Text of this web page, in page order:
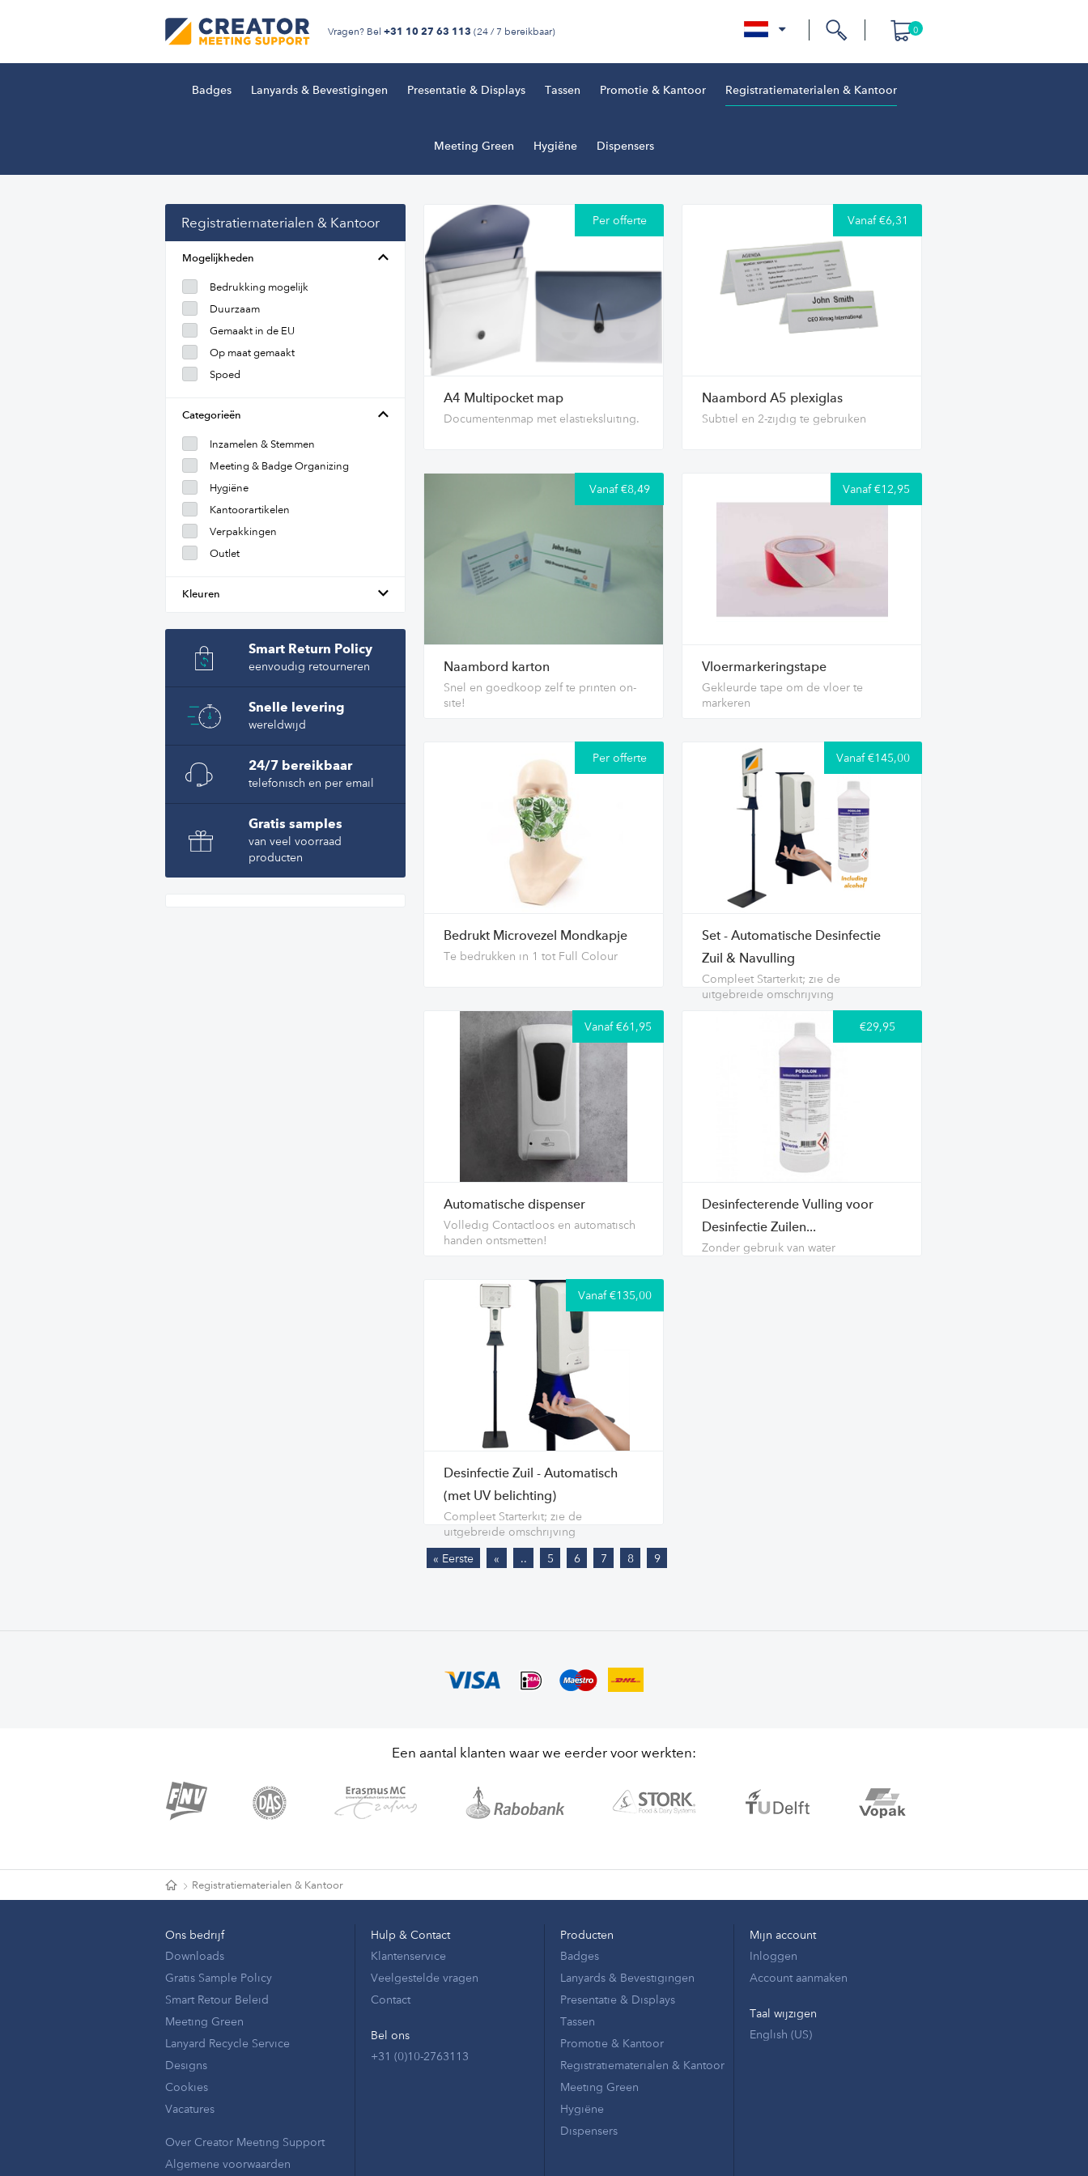
Vragen? Bel +31 10 27 63 113 (24 / 7 bereikbaar) 0
Badges Lanyards & Bevestigingen Presentatie & Displays Tassen Promotie & Kantoor Registratiematerialen & Kantoor
Meeting Green Hygiëne Dispensers
Registratiematerialen & Kantoor
Mogelijkheden
Bedrukking mogelijk
Duurzaam
Gemaakt in de EU
Op maat gemaakt
Spoed
Categorieën
Inzamelen & Stemmen
Meeting & Badge Organizing
Hygiëne
Kantoorartikelen
Verpakkingen
Outlet
Kleuren
Smart Return Policy
eenvoudig retourneren
Snelle levering
wereldwijd
24/7 bereikbaar
telefonisch en per email
Gratis samples
van veel voorraad
producten
Per offerte
A4 Multipocket map
Documentenmap met elastieksluiting.
Vanaf €6,31
Naambord A5 plexiglas
Subtiel en 2-zijdig te gebruiken
Vanaf €8,49
Naambord karton
Snel en goedkoop zelf te printen on-
site!
Vanaf €12,95
Vloermarkeringstape
Gekleurde tape om de vloer te
markeren
Per offerte
Bedrukt Microvezel Mondkapje
Te bedrukken in 1 tot Full Colour
Vanaf €145,00
Set - Automatische Desinfectie
Zuil & Navulling
Compleet Starterkit; zie de
uitgebreide omschrijving
Vanaf €61,95
Automatische dispenser
Volledig Contactloos en automatisch
handen ontsmetten!
€29,95
Desinfecterende Vulling voor
Desinfectie Zuilen...
Zonder gebruik van water
Vanaf €135,00
Desinfectie Zuil - Automatisch
(met UV belichting)
Compleet Starterkit; zie de
uitgebreide omschrijving
« Eerste
« .. 5 6 7 8 9
Een aantal klanten waar we eerder voor werkten:
Registratiematerialen & Kantoor
Ons bedrijf
Downloads
Gratis Sample Policy
Smart Retour Beleid
Meeting Green
Lanyard Recycle Service
Designs
Cookies
Vacatures
Over Creator Meeting Support
Algemene voorwaarden
Hulp & Contact
Klantenservice
Veelgestelde vragen
Contact
Bel ons
+31 (0)10-2763113
Producten
Badges
Lanyards & Bevestigingen
Presentatie & Displays
Tassen
Promotie & Kantoor
Registratiematerialen & Kantoor
Meeting Green
Hygiëne
Dispensers
Mijn account
Inloggen
Account aanmaken
Taal wijzigen
English (US)